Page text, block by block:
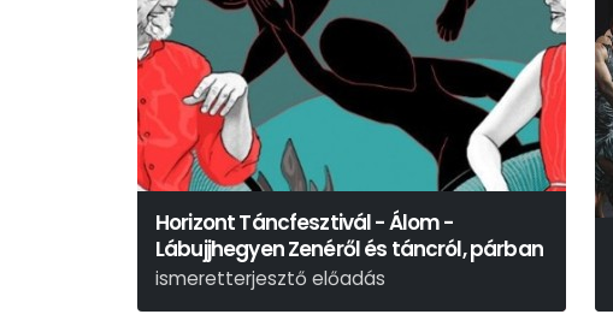
Horizont Táncfesztivál - Álom -
Lábujjhegyen Zenéről és táncról, párban
ismeretterjesztő előadás